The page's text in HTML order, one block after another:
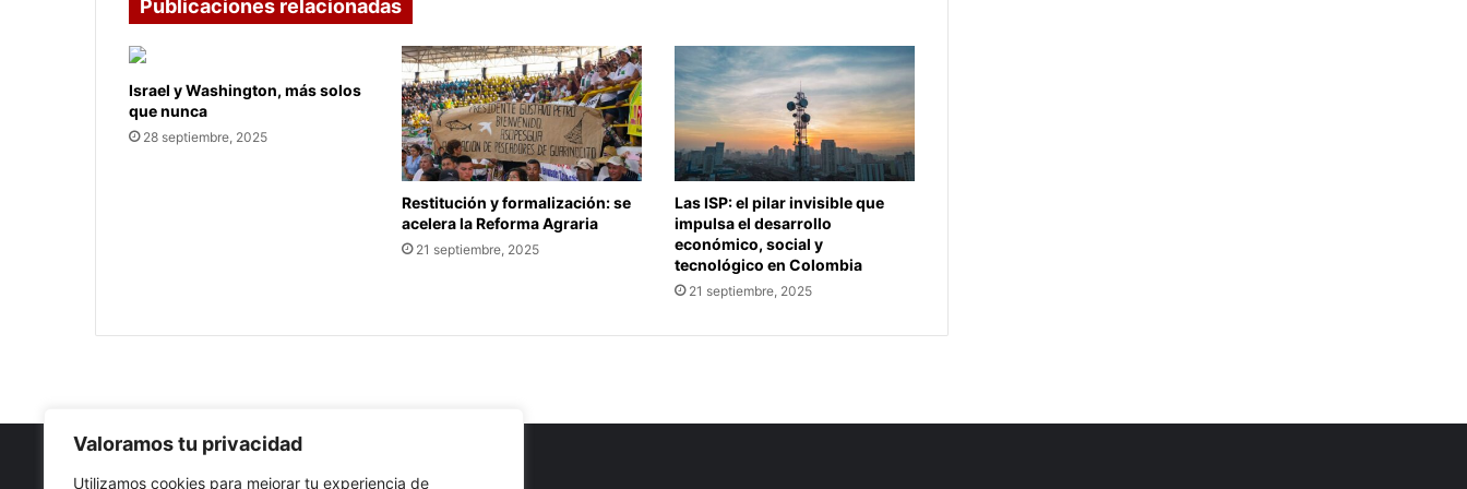
Valoramos tu privacidad
Utilizamos cookies para mejorar tu experiencia de
Publicaciones relacionadas
Israel y Washington, más solos
que nunca
28 septiembre, 2025
Restitución y formalización: se
acelera la Reforma Agraria
21 septiembre, 2025
Las ISP: el pilar invisible que
impulsa el desarrollo
económico, social y
tecnológico en Colombia
21 septiembre, 2025